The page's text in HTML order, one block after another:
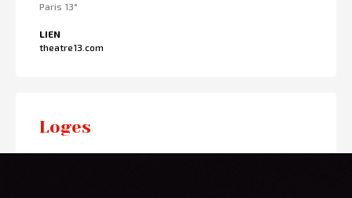
Paris 13°
LIEN
theatre13.com
Loges